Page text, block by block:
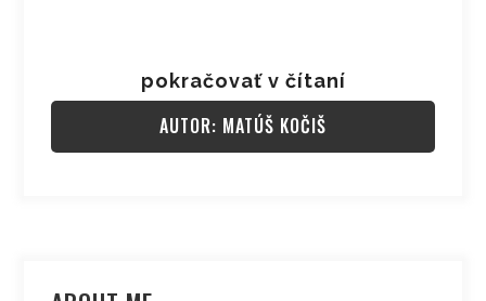
pokračovať v čítaní
AUTOR: MATÚŠ KOČIŠ